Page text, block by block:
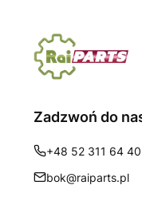
Zadzwoń do
+48 52 311 64 40
bok@raiparts.pl